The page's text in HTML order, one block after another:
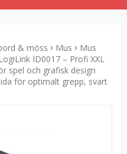
& möss Mus
Mus
ID0017 – Profi XXL
spel och grafisk design
för optimalt grepp, svart